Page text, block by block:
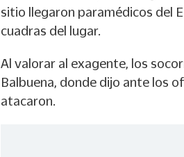
sitio llegaron paramédicos del
cuadras del lugar.
Al valorar al exagente, los
Balbuena, donde dijo ante los
atacaron.